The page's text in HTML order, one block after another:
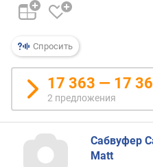
к
о
о
г
о
д
а
в
л
Спросить
17 363 — 17
2 предложения
Сабвуфер
Matt